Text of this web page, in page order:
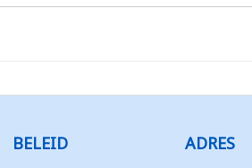
BELEID ADRES